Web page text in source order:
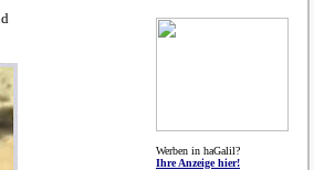
Werben in haGalil?
Ihre Anzeige hier!